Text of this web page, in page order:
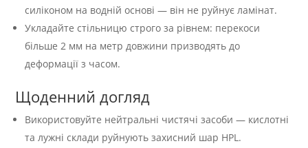
силіконом на водній основі — він не руйнує ламінат.
Укладайте стільницю строго за рівнем: перекоси
більше 2 мм на метр довжини призводять до
деформації з часом.
Щоденний догляд
Використовуйте нейтральні чистячі засоби — кислотні
та лужні склади руйнують захисний шар HPL.